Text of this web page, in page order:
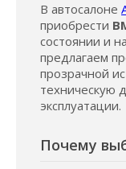
В автосалоне
приобрести
состоянии и
предлагаем
прозрачной
техническую
эксплуатации.
Почему